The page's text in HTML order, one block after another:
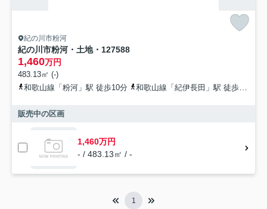
紀の川市粉河
紀の川市粉河・土地・127588
1,460万円
483.13㎡ (-)
和歌山線「粉河」駅 徒歩10分
和歌山線「紀伊長田」駅 徒歩23分
販売中の区画
1,460万円
- / 483.13㎡ / -
1